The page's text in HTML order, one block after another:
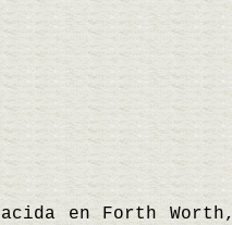
en Forth